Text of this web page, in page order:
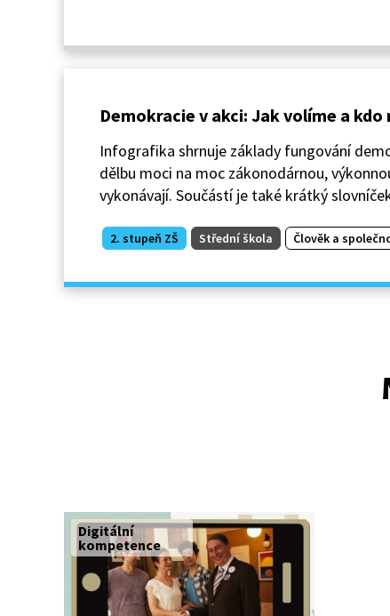
Demokracie v akci: Jak volíme a
Infografika shrnuje základy fungování
dělbu moci na moc zákonodárnou,
vykonávají. Součástí je také krátký
2. stupeň ZŠ Střední škola Člověk a
Digitální
kompetence